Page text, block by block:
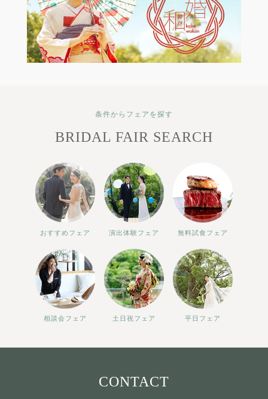
条件からフェアを探す
BRIDAL FAIR SEARCH
おすすめフェア 演出体験フェア 無料試食フェア
相談会フェア 土日祝フェア 平日フェア
CONTACT